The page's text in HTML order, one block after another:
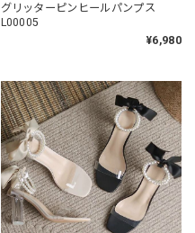
グリッターピンヒールパンプス
L00005
¥6,980